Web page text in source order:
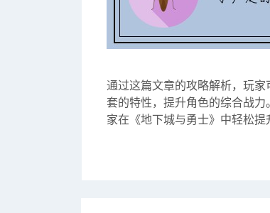
通过这篇文章的攻略解析，玩
套的特性，提升角色的综合战
家在《地下城与勇士》中轻松提